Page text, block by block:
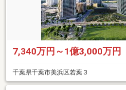
7,340万円～1億3,000万円
千葉県千葉市美浜区若葉３